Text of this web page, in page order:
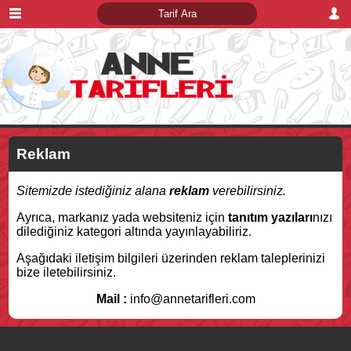
Reklam
Sitemizde istediğiniz alanareklam verebilirsiniz.
Ayrıca, markanız yada websiteniz içintanıtım yazılarınızı
dilediğiniz kategori altında yayınlayabiliriz.
Aşağıdaki iletişim bilgileri üzerinden reklam taleplerinizi
bize iletebilirsiniz.
Mail : info@annetarifleri.com